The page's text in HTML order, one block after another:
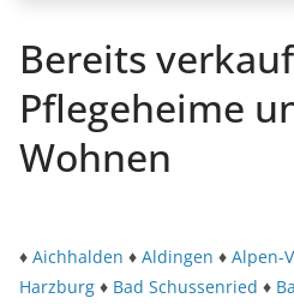
Bereits
Pflegeheime
Wohnen
♦ Aichhalden ♦ Aldingen ♦ Alpen-
Harzburg ♦ Bad Schussenried ♦